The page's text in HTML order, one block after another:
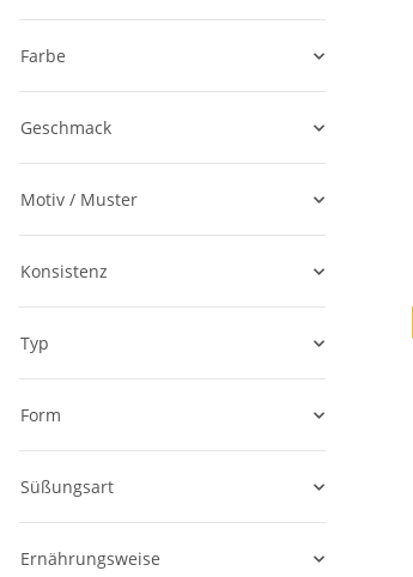
Farbe
Geschmack
Motiv / Muster
Konsistenz
Typ
Form
Süßungsart
Ernährungsweise